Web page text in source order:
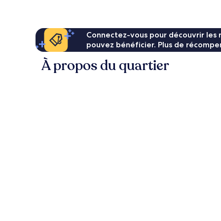
Connectez-vous pour découvrir
pouvez bénéficier. Plus de
À propos du quartier